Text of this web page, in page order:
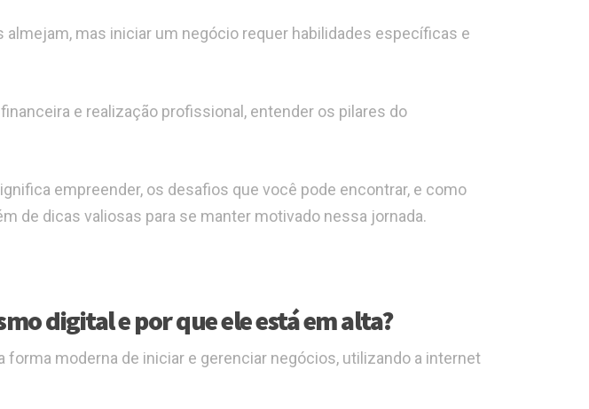
mas iniciar um negócio requer habilidades específicas e
e realização profissional, entender os pilares do
empreender, os desafios que você pode encontrar, e como
de dicas valiosas para se manter motivado nessa jornada.
digital e por que ele está em alta?
forma moderna de iniciar e gerenciar negócios, utilizando a internet